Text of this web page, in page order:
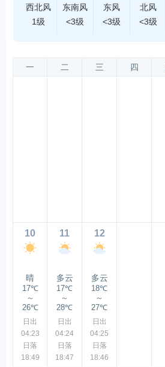
西北风
1级
东南风
<3级
东风
<3级
北风
<3级
一 二 三 四
10
晴
17℃
～
26℃
日出
04:23
日落
18:49
11
多云
17℃
～
28℃
日出
04:24
日落
18:47
12
多云
18℃
～
27℃
日出
04:25
日落
18:46